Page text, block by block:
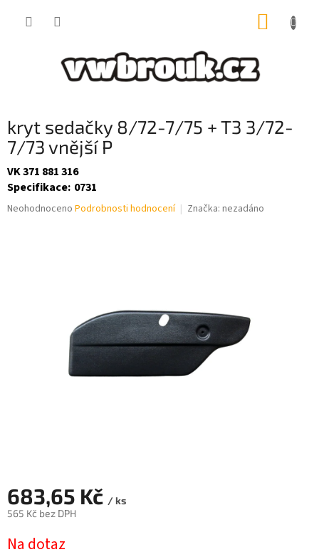
kryt sedačky 8/72-7/75 + T3 3/72-
7/73 vnější P
VK 371 881 316
Specifikace: 0731
Průměrné
Neohodnoceno Podrobnosti hodnocení Značka: nezadáno
683,65 Kč / ks
565 Kč bez DPH
cena:
Na dotaz